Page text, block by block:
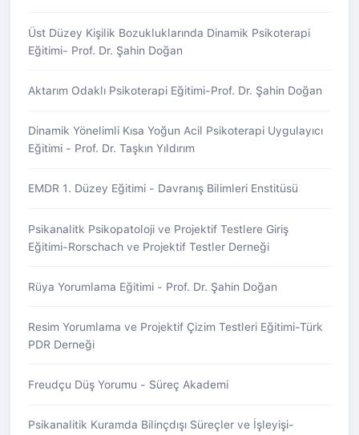
Üst Düzey Kişilik Bozukluklarında Dinamik Psikoterapi
Eğitimi- Prof. Dr. Şahin Doğan
Aktarım Odaklı Psikoterapi Eğitimi-Prof. Dr. Şahin Doğan
Dinamik Yönelimli Kısa Yoğun Acil Psikoterapi Uygulayıcı
Eğitimi - Prof. Dr. Taşkın Yıldırım
EMDR 1. Düzey Eğitimi - Davranış Bilimleri Enstitüsü
Psikanalitk Psikopatoloji ve Projektif Testlere Giriş
Eğitimi-Rorschach ve Projektif Testler Derneği
Rüya Yorumlama Eğitimi - Prof. Dr. Şahin Doğan
Resim Yorumlama ve Projektif Çizim Testleri Eğitimi-Türk
PDR Derneği
Freudçu Düş Yorumu - Süreç Akademi
Psikanalitik Kuramda Bilinçdışı Süreçler ve İşleyişi-